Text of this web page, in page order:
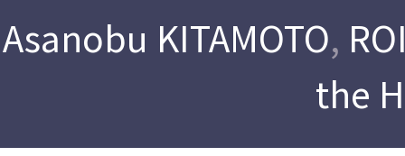
Asanobu KITAMOTO,
the